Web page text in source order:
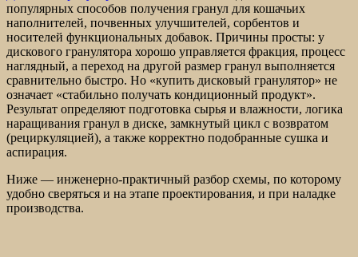
популярных способов получения гранул для кошачьих
наполнителей, почвенных улучшителей, сорбентов и
носителей функциональных добавок. Причины просты: у
дискового гранулятора хорошо управляется фракция, процесс
наглядный, а переход на другой размер гранул выполняется
сравнительно быстро. Но «купить дисковый гранулятор» не
означает «стабильно получать кондиционный продукт».
Результат определяют подготовка сырья и влажности, логика
наращивания гранул в диске, замкнутый цикл с возвратом
(рециркуляцией), а также корректно подобранные сушка и
аспирация.
Ниже — инженерно-практичный разбор схемы, по которому
удобно сверяться и на этапе проектирования, и при наладке
производства.